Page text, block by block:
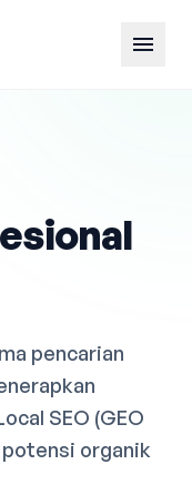
menu
pencarian
SEO (GEO
organik